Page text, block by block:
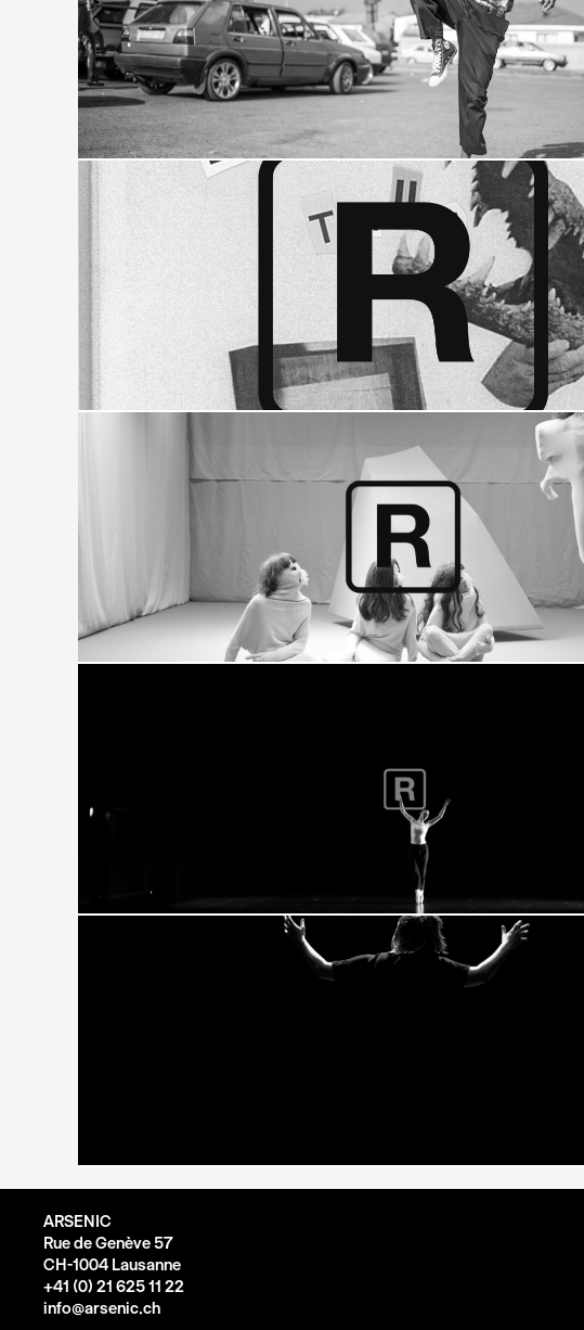
ARSENIC
Rue de Genève 57
CH-1004 Lausanne
+41 (0) 21 625 11 22
info@arsenic.ch